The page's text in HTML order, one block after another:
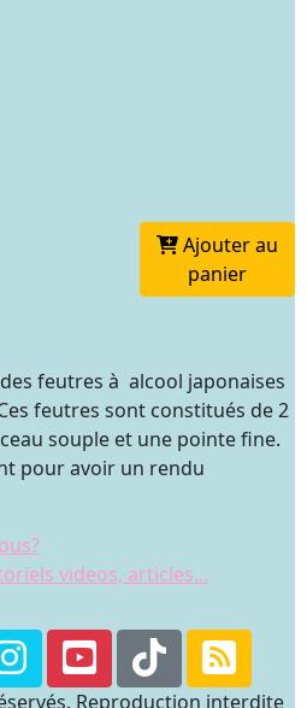
Ajouter au
panier
feutres à alcool japonaises
feutres sont constitués de 2
souple et une pointe fine.
pour avoir un rendu
videos, articles...
Reproduction interdite